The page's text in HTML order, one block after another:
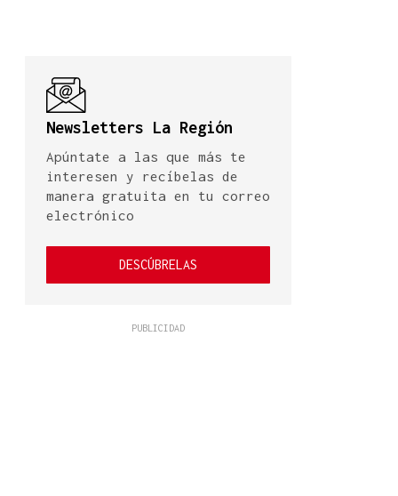
Newsletters La Región
Apúntate a las que más te
interesen y recíbelas de
manera gratuita en tu correo
electrónico
DESCÚBRELAS